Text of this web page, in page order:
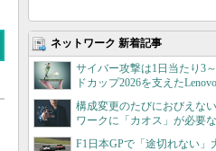
ネットワーク 新着記事
サイバー攻撃は1日当たり3
ドカップ2026を支えた
構成変更のたびにおびえな
ワークに「カオス」が必要
F1日本GPで「途切れない